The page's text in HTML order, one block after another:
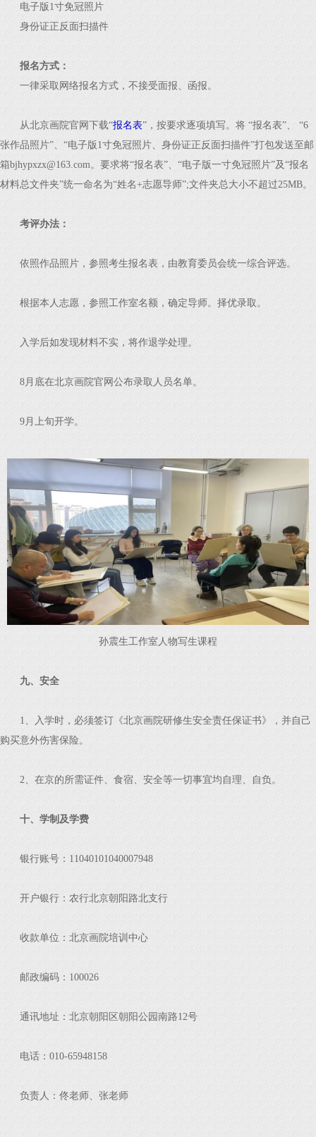
电子版1寸免冠照片
身份证正反面扫描件
报名方式：
一律采取网络报名方式，不接受面报、函报。
从北京画院官网下载“报名表”，按要求逐项填写。将 “报名表”、 “6
张作品照片”、“电子版1寸免冠照片、身份证正反面扫描件”打包发送至邮
箱bjhypxzx@163.com。要求将“报名表”、“电子版一寸免冠照片”及“报名
材料总文件夹”统一命名为“姓名+志愿导师”;文件夹总大小不超过25MB。
考评办法：
依照作品照片，参照考生报名表，由教育委员会统一综合评选。
根据本人志愿，参照工作室名额，确定导师。择优录取。
入学后如发现材料不实，将作退学处理。
8月底在北京画院官网公布录取人员名单。
9月上旬开学。
孙震生工作室人物写生课程
九、安全
1、入学时，必须签订《北京画院研修生安全责任保证书》，并自己
购买意外伤害保险。
2、在京的所需证件、食宿、安全等一切事宜均自理、自负。
十、学制及学费
银行账号：11040101040007948
开户银行：农行北京朝阳路北支行
收款单位：北京画院培训中心
邮政编码：100026
通讯地址：北京朝阳区朝阳公园南路12号
电话：010-65948158
负责人：佟老师、张老师